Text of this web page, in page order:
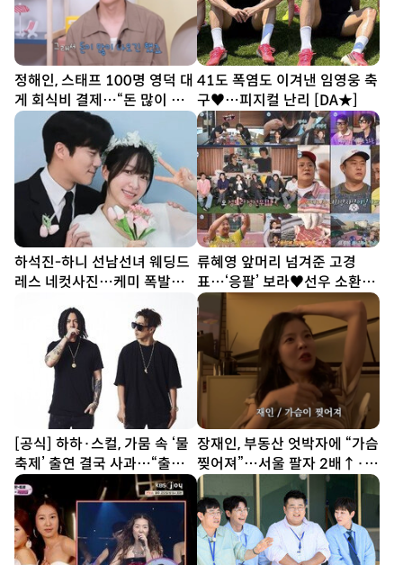
정해인, 스태프 100명 영덕 대
게 회식비 결제…“돈 많이 나
오긴 했다”
41도 폭염도 이겨낸 임영웅 축
구♥…피지컬 난리 [DA★]
하석진-하니 선남선녀 웨딩드
레스 네컷사진…케미 폭발
류혜영 앞머리 넘겨준 고경
표…‘응팔’ 보라♥선우 소환
(나혼산)
[공식] 하하·스컬, 가뭄 속 ‘물
축제’ 출연 결국 사과…“출연
료 전액 기부”
장재인, 부동산 엇박자에 “가슴
찢어져”…서울 팔자 2배↑·김
포는 ↓